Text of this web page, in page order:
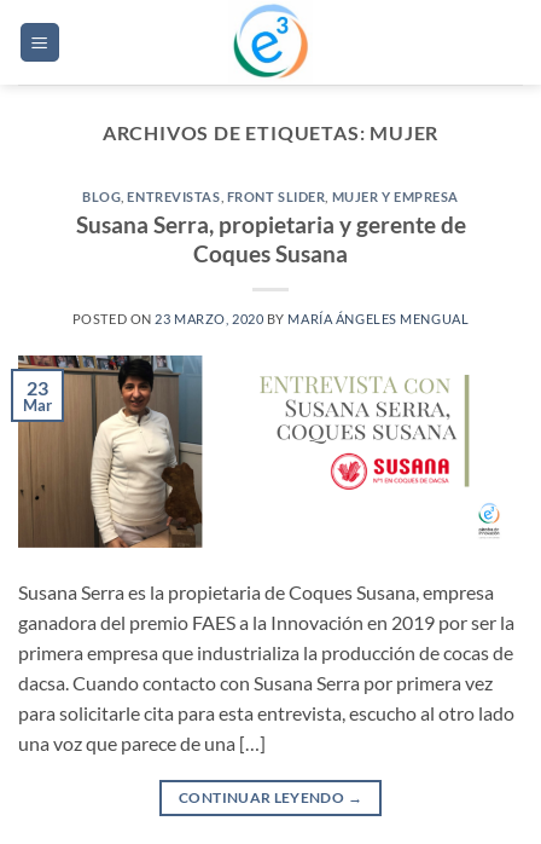
ARCHIVOS DE ETIQUETAS: MUJER
BLOG ,ENTREVISTAS FRONT SLIDER MUJER Y EMPRESA
Susana Serra, propietaria y gerente de
Coques Susana
POSTED ON 23 MARZO, 2020 BY MARÍA ÁNGELES MENGUAL
23
Mar
Susana Serra es la propietaria de Coques Susana, empresa
ganadora del premio FAES a la Innovación en 2019 por ser la
primera empresa que industrializa la producción de cocas de
dacsa. Cuando contacto con Susana Serra por primera vez
para solicitarle cita para esta entrevista, escucho al otro lado
una voz que parece de una […]
CONTINUAR LEYENDO →